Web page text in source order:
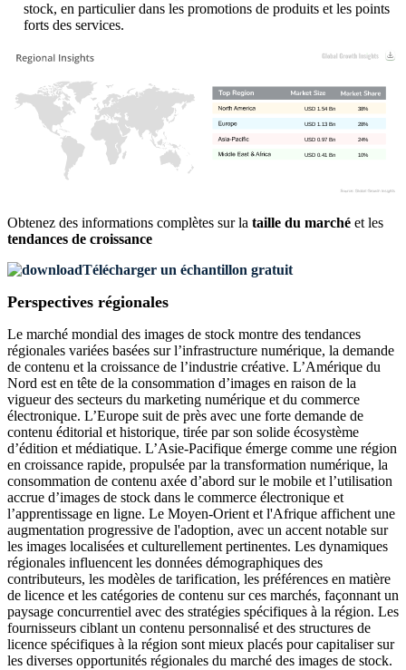
stock, en particulier dans les promotions de produits et les points
forts des services.
10%
USD 0.41 Bn
24%
USD 0.97 Bn
28%
USD 1.13 Bn
38%
USD 1.54 Bn
Obtenez des informations complètes sur la taille du marché et les
tendances de croissance
Télécharger un échantillon gratuit
Perspectives régionales
Le marché mondial des images de stock montre des tendances
régionales variées basées sur l’infrastructure numérique, la demande
de contenu et la croissance de l’industrie créative. L’Amérique du
Nord est en tête de la consommation d’images en raison de la
vigueur des secteurs du marketing numérique et du commerce
électronique. L’Europe suit de près avec une forte demande de
contenu éditorial et historique, tirée par son solide écosystème
d’édition et médiatique. L’Asie-Pacifique émerge comme une région
en croissance rapide, propulsée par la transformation numérique, la
consommation de contenu axée d’abord sur le mobile et l’utilisation
accrue d’images de stock dans le commerce électronique et
l’apprentissage en ligne. Le Moyen-Orient et l'Afrique affichent une
augmentation progressive de l'adoption, avec un accent notable sur
les images localisées et culturellement pertinentes. Les dynamiques
régionales influencent les données démographiques des
contributeurs, les modèles de tarification, les préférences en matière
de licence et les catégories de contenu sur ces marchés, façonnant un
paysage concurrentiel avec des stratégies spécifiques à la région. Les
fournisseurs ciblant un contenu personnalisé et des structures de
licence spécifiques à la région sont mieux placés pour capitaliser sur
les diverses opportunités régionales du marché des images de stock.